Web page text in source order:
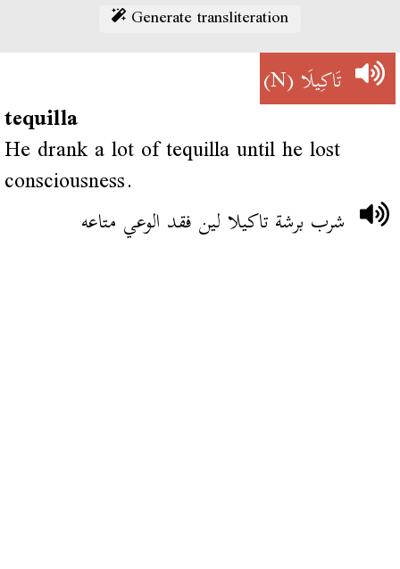
Generate transliteration
تَاكِيلَا(N)
tequilla
He drank a lot of tequilla until he lost
consciousness.
شرب برشة تاكيلا لين فقد الوعي متاعه